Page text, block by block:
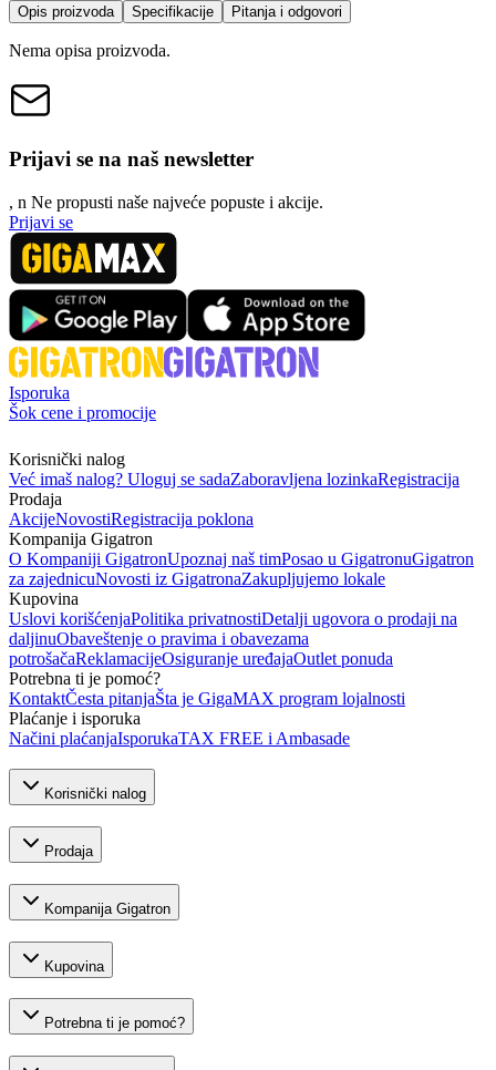
Opis proizvoda Specifikacije Pitanja i odgovori
Nema opisa proizvoda.
Prijavi se na naš newsletter
, n Ne propusti naše najveće popuste i akcije.
Prijavi se
Isporuka
Šok cene i promocije
Korisnički nalog
Već imaš nalog? Uloguj se sadaZaboravljena lozinkaRegistracija
Prodaja
AkcijeNovostiRegistracija poklona
Kompanija Gigatron
O Kompaniji GigatronUpoznaj naš timPosao u GigatronuGigatron
za zajednicuNovosti iz GigatronaZakupljujemo lokale
Kupovina
Uslovi korišćenjaPolitika privatnostiDetalji ugovora o prodaji na
daljinuObaveštenje o pravima i obavezama
potrošačaReklamacijeOsiguranje uređajaOutlet ponuda
Potrebna ti je pomoć?
KontaktČesta pitanjaŠta je GigaMAX program lojalnosti
Plaćanje i isporuka
Načini plaćanjaIsporukaTAX FREE i Ambasade
Korisnički nalog
Prodaja
Kompanija Gigatron
Kupovina
Potrebna ti je pomoć?